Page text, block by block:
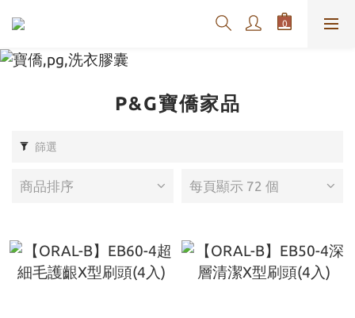
P&G寶僑家品
篩選
商品排序 每頁顯示 72 個